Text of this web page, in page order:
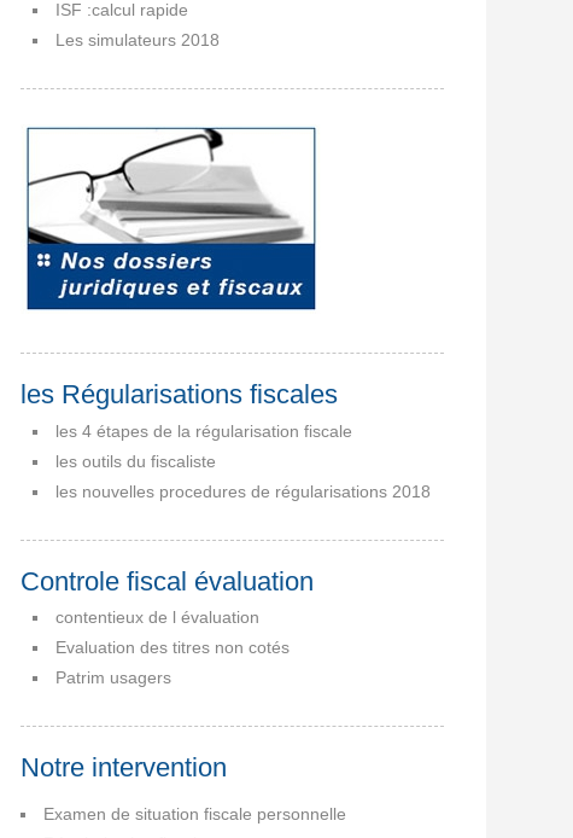
ISF :calcul rapide
Les simulateurs 2018
les Régularisations fiscales
les 4 étapes de la régularisation fiscale
les outils du fiscaliste
les nouvelles procedures de régularisations 2018
Controle fiscal évaluation
contentieux de l évaluation
Evaluation des titres non cotés
Patrim usagers
Notre intervention
Examen de situation fiscale personnelle